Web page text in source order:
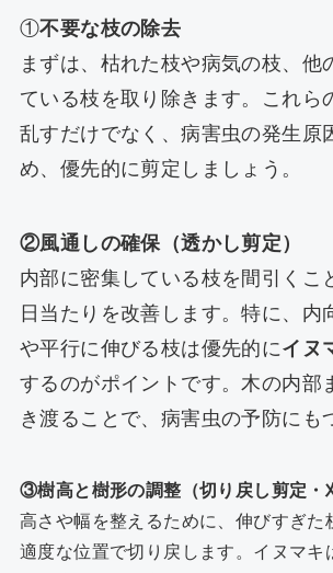
①不要な枝の除去
まずは、枯れた枝や病気の枝、他
ている枝を取り除きます。これら
乱すだけでなく、病害虫の発生原
め、優先的に剪定しましょう。
②風通しの確保（透かし剪定）
内部に密集している枝を間引くこ
日当たりを改善します。特に、内
や平行に伸びる枝は優先的にイヌ
するのがポイントです。木の内部
き渡ることで、病害虫の予防にも
③樹高と樹形の調整（切り戻し剪定・
高さや幅を整えるために、伸びすぎた
適度な位置で切り戻します。イヌマキ